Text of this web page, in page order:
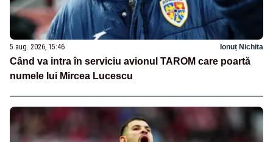
5 aug. 2026, 15:46 Ionuț Nichita
Când va intra în serviciu avionul TAROM care poartă
numele lui Mircea Lucescu